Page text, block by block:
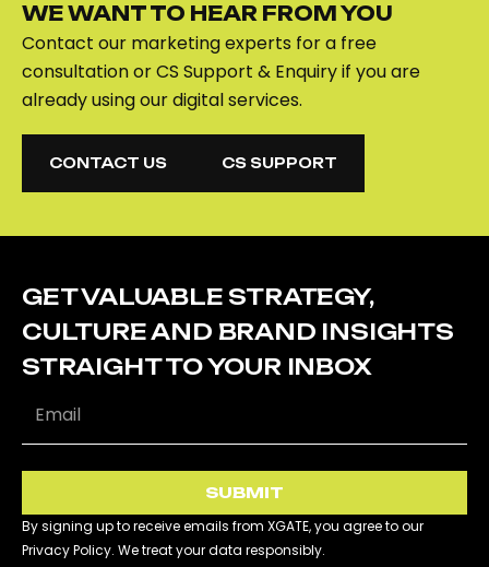
WE WANT TO HEAR FROM YOU
Contact our marketing experts for a free
consultation or CS Support & Enquiry if you are
already using our digital services.
CONTACT US
CS SUPPORT
GET VALUABLE STRATEGY,
CULTURE AND BRAND INSIGHTS
STRAIGHT TO YOUR INBOX
SUBMIT
By signing up to receive emails from XGATE, you agree to our
Privacy Policy. We treat your data responsibly.